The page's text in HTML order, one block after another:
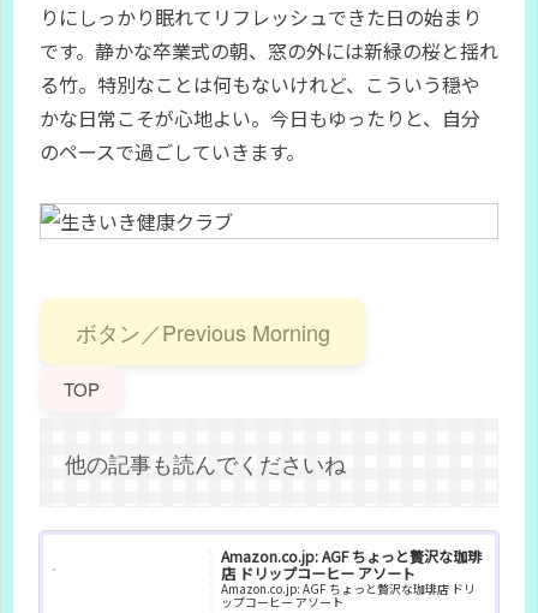
りにしっかり眠れてリフレッシュできた日の始まり
です。静かな卒業式の朝、窓の外には新緑の桜と揺れ
る竹。特別なことは何もないけれど、こういう穏や
かな日常こそが心地よい。今日もゆったりと、自分
のペースで過ごしていきます。
ボタン／Previous Morning
TOP
他の記事も読んでくださいね
Amazon.co.jp: AGF ちょっと贅沢な珈琲
店 ドリップコーヒー アソート
Amazon.co.jp: AGF ちょっと贅沢な珈琲店 ドリ
ップコーヒー アソート